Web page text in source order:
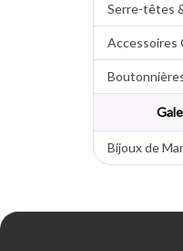
Serre-têtes &
Accessoires
Boutonnières
Bijoux de